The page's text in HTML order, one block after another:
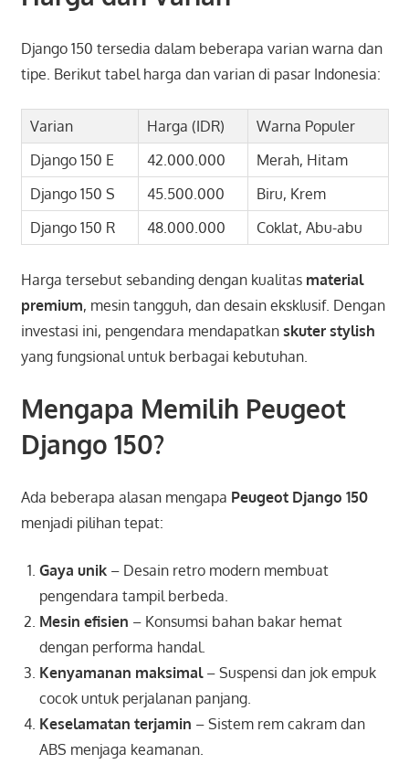
Django 150 tersedia dalam beberapa varian warna dan
tipe. Berikut tabel harga dan varian di pasar Indonesia:
Varian Harga (IDR)
Warna Populer
Django 150 E
42.000.000
Merah, Hitam
Django 150 S
45.500.000
Biru, Krem
Django 150 R
48.000.000 Coklat, Abu-abu
Harga tersebut sebanding dengan kualitas material
premium, mesin tangguh, dan desain eksklusif. Dengan
investasi ini, pengendara mendapatkan skuter stylish
yang fungsional untuk berbagai kebutuhan.
Mengapa Memilih Peugeot
Django 150?
Ada beberapa alasan mengapa Peugeot Django 150
menjadi pilihan tepat:
Gaya unik– Desain retro modern membuat
pengendara tampil berbeda.
Mesin efisien – Konsumsi bahan bakar hemat
dengan performa handal.
Kenyamanan maksimal– Suspensi dan jok empuk
cocok untuk perjalanan panjang.
Keselamatan terjamin – Sistem rem cakram dan
ABS menjaga keamanan.